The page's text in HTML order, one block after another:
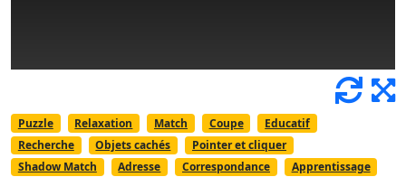
Puzzle Relaxation Match Coupe
Educatif
Recherche
Objets cachés
Pointer et cliquer
Shadow Match
Adresse Correspondance
Apprentissage